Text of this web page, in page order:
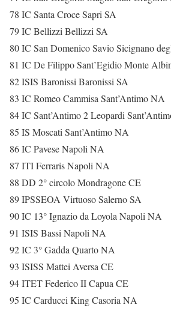
78 IC Santa Croce Sapri SA
79 IC Bellizzi Bellizzi SA
80 IC San Domenico Savio Sicignano
81 IC De Filippo Sant’Egidio Monte
82 ISIS Baronissi Baronissi SA
83 IC Romeo Cammisa Sant’Antimo NA
84 IC Sant’Antimo 2 Leopardi
85 IS Moscati Sant’Antimo NA
86 IC Pavese Napoli NA
87 ITI Ferraris Napoli NA
88 DD 2° circolo Mondragone CE
89 IPSSEOA Virtuoso Salerno SA
90 IC 13° Ignazio da Loyola Napoli NA
91 ISIS Bassi Napoli NA
92 IC 3° Gadda Quarto NA
93 ISISS Mattei Aversa CE
94 ITET Federico II Capua CE
95 IC Carducci King Casoria NA